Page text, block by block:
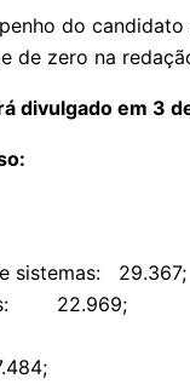
do
de zero na
divulgado em 3
sistemas: 29.367;
22.969;